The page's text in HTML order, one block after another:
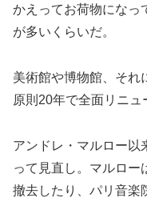
かえってお荷物になっ
が多いくらいだ。
美術館や博物館、それ
原則20年で全面リニュ
アンドレ・マルロー以
って見直し。マルロー
撤去したり、パリ音楽